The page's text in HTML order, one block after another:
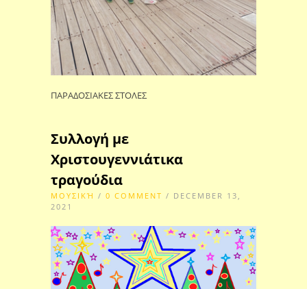
ΠΑΡΑΔΟΣΙΑΚΕΣ ΣΤΟΛΕΣ
Συλλογή με
Χριστουγεννιάτικα
τραγούδια
ΜΟΥΣΙΚΉ / 0 COMMENT / DECEMBER 13,
2021